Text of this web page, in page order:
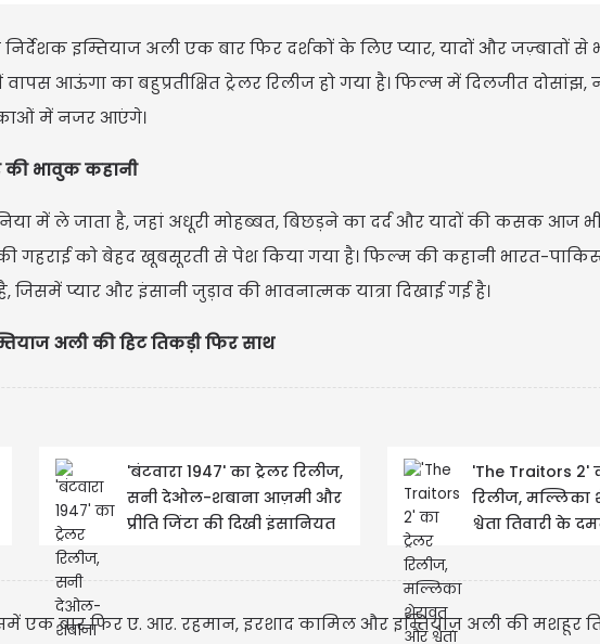
निर्देशक इम्तियाज अली एक बार फिर दर्शकों के लिए प्यार, यादों और जज़्बातों से
आऊंगा का बहुप्रतीक्षित ट्रेलर रिलीज हो गया है। फिल्म में दिलजीत दोसांझ,
में नजर आएंगे।
की भावुक कहानी
में ले जाता है, जहां अधूरी मोहब्बत, बिछड़ने का दर्द और यादों की कसक आज भी
गहराई को बेहद खूबसूरती से पेश किया गया है। फिल्म की कहानी भारत-
जिसमें प्यार और इंसानी जुड़ाव की भावनात्मक यात्रा दिखाई गई है।
अली की हिट तिकड़ी फिर साथ
'बंटवारा 1947' का ट्रेलर रिलीज,
सनी देओल-शबाना आज़मी और
प्रीति जिंटा की दिखी इंसानियत
'The Traitors 2'
रिलीज, मल्लिका
श्वेता तिवारी के
एक बार फिर ए. आर. रहमान, इरशाद कामिल और इम्तियाज़ अली की मशहूर
USD